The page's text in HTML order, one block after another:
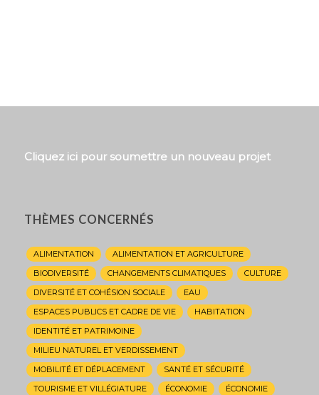
Cliquez ici pour soumettre un nouveau projet
THÈMES CONCERNÉS
ALIMENTATION
ALIMENTATION ET AGRICULTURE
BIODIVERSITÉ
CHANGEMENTS CLIMATIQUES
CULTURE
DIVERSITÉ ET COHÉSION SOCIALE
EAU
ESPACES PUBLICS ET CADRE DE VIE
HABITATION
IDENTITÉ ET PATRIMOINE
MILIEU NATUREL ET VERDISSEMENT
MOBILITÉ ET DÉPLACEMENT
SANTÉ ET SÉCURITÉ
TOURISME ET VILLÉGIATURE
ÉCONOMIE ÉCONOMIE